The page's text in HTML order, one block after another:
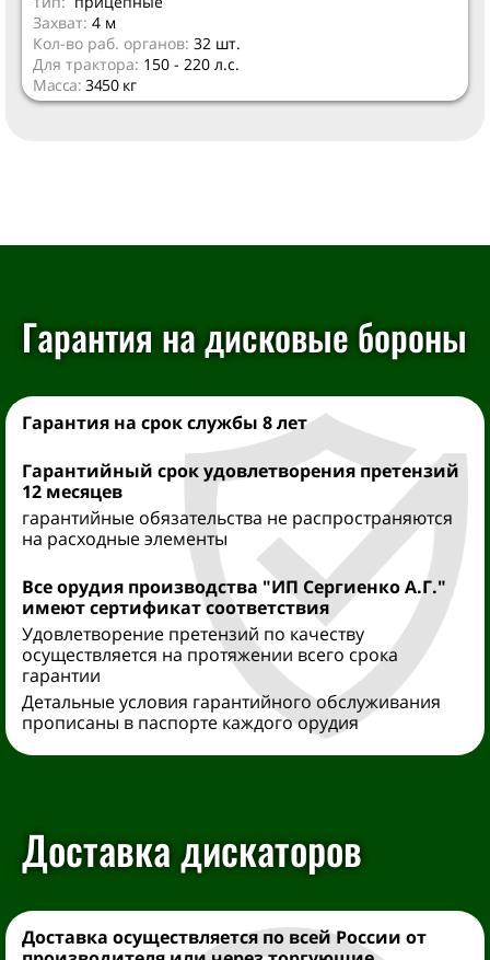
Захват: 4 м
Кол-во раб. органов: 32 шт.
Для трактора: 150 - 220 л.с.
Масса: 3450 кг
Гарантия на дисковые бороны
Гарантия на срок службы 8 лет
Гарантийный срок удовлетворения претензий
12 месяцев
гарантийные обязательства не распространяются
на расходные элементы
Все орудия производства "ИП Сергиенко А.Г."
имеют сертификат соответствия
Удовлетворение претензий по качеству
осуществляется на протяжении всего срока
гарантии
Детальные условия гарантийного обслуживания
прописаны в паспорте каждого орудия
Доставка дискаторов
Доставка осуществляетсяпо всей России от